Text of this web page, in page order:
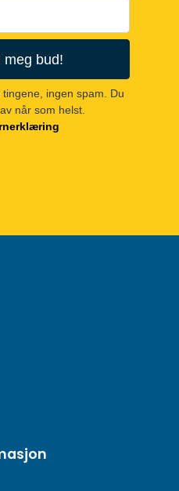
meg bud!
ingen spam. Du
når som helst.